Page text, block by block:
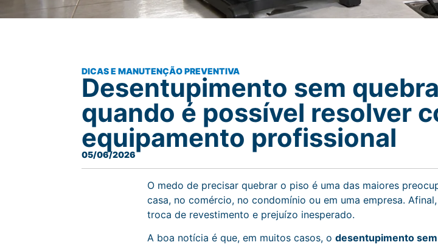
DICAS E MANUTENÇÃO PREVENTIVA
Desentupimento sem
quando é possível resolver
equipamento profissional
05/06/2026
O medo de precisar quebrar o piso é uma das maiores
casa, no comércio, no condomínio ou em uma empresa.
troca de revestimento e prejuízo inesperado.
A boa notícia é que, em muitos casos, o desentupimento